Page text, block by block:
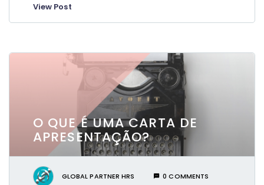
View Post
O QUE É UMA CARTA DE
APRESENTAÇÃO?
GLOBAL PARTNER HRS 0 COMMENTS